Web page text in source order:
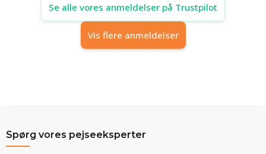
Se alle vores anmeldelser på Trustpilot
Vis flere anmeldelser
Spørg vores pejseeksperter